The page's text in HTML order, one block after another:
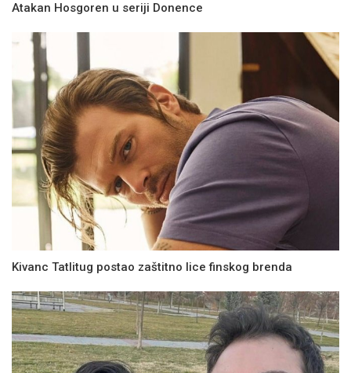
Atakan Hosgoren u seriji Donence
Kivanc Tatlitug postao zaštitno lice finskog brenda